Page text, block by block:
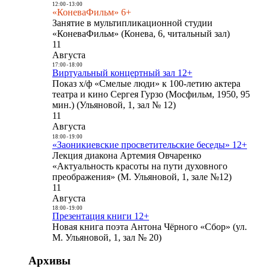
12:00- 13:00
«КоневаФильм» 6+
Занятие в мультипликационной студии
«КоневаФильм» (Конева, 6, читальный зал)
11
Августа
17:00- 18:00
Виртуальный концертный зал 12+
Показ х/ф «Смелые люди» к 100-летию актера
театра и кино Сергея Гурзо (Мосфильм, 1950, 95
мин.) (Ульяновой, 1, зал № 12)
11
Августа
18:00- 19:00
«Заоникиевские просветительские беседы» 12+
Лекция диакона Артемия Овчаренко
«Актуальность красоты на пути духовного
преображения» (М. Ульяновой, 1, зале №12)
11
Августа
18:00- 19:00
Презентация книги 12+
Новая книга поэта Антона Чёрного «Сбор» (ул.
М. Ульяновой, 1, зал № 20)
Архивы